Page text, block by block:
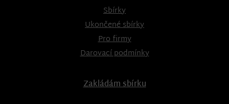
Sbírky
Ukončené sbírky
Pro firmy
Darovací podmínky
Zakládám sbírku